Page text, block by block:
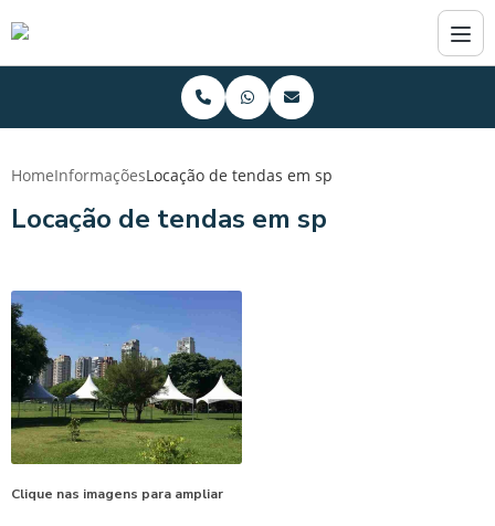
HomeInformaçõesLocação de tendas em sp
Locação de tendas em sp
Clique nas imagens para ampliar